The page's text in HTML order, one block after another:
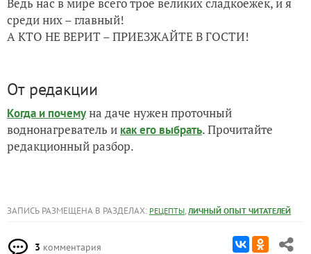
среди них – главный!
А КТО НЕ ВЕРИТ – ПРИЕЗЖАЙТЕ В ГОСТИ!
От редакции
Когда и почемуна даче нужен проточный
воднонагреватель и как его выбрать. Прочитайте
редакционный разбор.
ЗАПИСЬ РАЗМЕЩЕНА В РАЗДЕЛАХ: РЕЦЕПТЫ, ЛИЧНЫЙ ОПЫТ ЧИТАТЕЛЕЙ
3 комментария